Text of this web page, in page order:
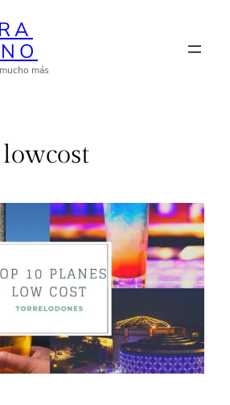
más
lowcost